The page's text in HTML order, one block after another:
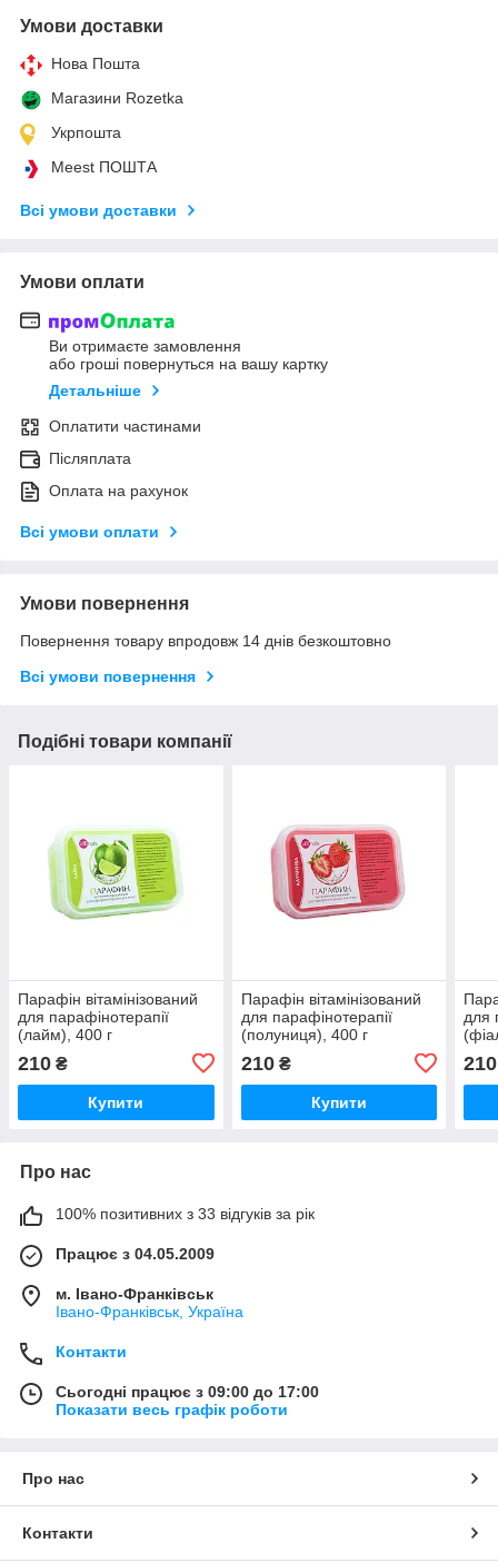
Умови доставки
Нова Пошта
Магазини Rozetka
Укрпошта
Meest ПОШТА
Всі умови доставки
Умови оплати
Ви отримаєте замовлення
або гроші повернуться на вашу картку
Детальніше
Оплатити частинами
Післяплата
Оплата на рахунок
Всі умови оплати
Умови повернення
Повернення товару впродовж 14 днів безкоштовно
Всі умови повернення
Подібні товари компанії
Парафін вітамінізований
для парафінотерапії
(лайм), 400 г
210 ₴
Купити
Парафін вітамінізований
для парафінотерапії
(полуниця), 400 г
210₴
Купити
для
210
Про нас
100% позитивних з 33 відгуків за рік
Працює з 04.05.2009
м. Івано-Франківськ
Івано-Франківськ, Україна
Контакти
Сьогодні працює з 09:00 до 17:00
Показати весь графік роботи
Про нас
Контакти